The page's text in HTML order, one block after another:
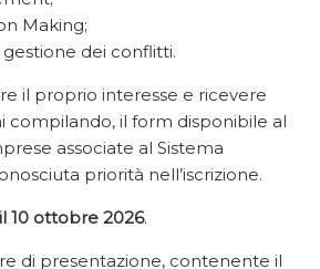
Making;
dei conflitti.
il proprio interesse e ricevere
compilando, il form disponibile al
associate al Sistema
priorità nell’iscrizione.
10 ottobre 2026.
di presentazione, contenente il